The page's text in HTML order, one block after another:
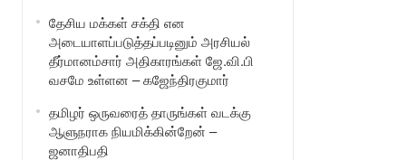
தேசிய மக்கள் சக்தி என
அடையாளப்படுத்தப்படினும் அரசியல்
தீர்மானம்சார் அதிகாரங்கள் ஜே.வி.பி
வசமே உள்ளன – கஜேந்திரகுமார்
தமிழர் ஒருவரைத் தாருங்கள் வடக்கு
ஆளுநராக நியமிக்கின்றேன் –
ஜனாதிபதி